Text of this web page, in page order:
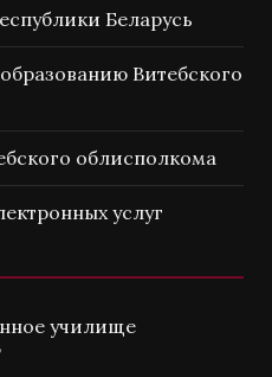
Беларусь
Витебского
облисполкома
услуг
училище